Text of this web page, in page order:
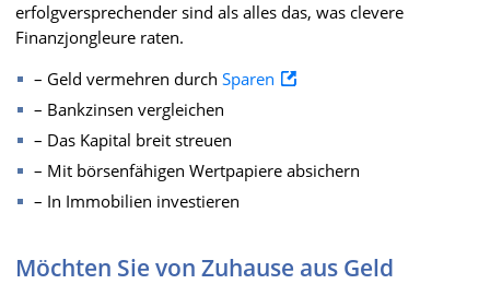
erfolgversprechender sind als alles das, was clevere
Finanzjongleure raten.
– Geld vermehren durch Sparen
– Bankzinsen vergleichen
– Das Kapital breit streuen
– Mit börsenfähigen Wertpapiere absichern
– In Immobilien investieren
Möchten Sie von Zuhause aus Geld